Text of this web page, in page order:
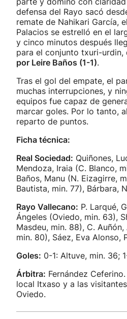
defensa del Rayo sacó
remate de Nahikari García,
Palacios se estrelló en el
y cinco minutos después
para el conjunto txuri-urdin,
por Leire Baños (1-1).
Tras el gol del empate, el
muchas interrupciones, y
equipos fue capaz de
marcar goles. Por lo tanto,
reparto de puntos.
Ficha técnica:
Real Sociedad: Quiñones,
Mendoza, Iraia (C. Blanco,
Baños, Manu (N. Eizagirre,
Bautista, min. 77), Bárbara,
Rayo Vallecano: P. Larqué,
Ángeles (Oviedo, min. 63),
Masdeu, min. 88), C.
min. 80), Sáez, Eva Alonso,
Goles: 0-1: Altuve, min. 36;
Árbitra: Fernández
local Itxaso y a las
Oviedo.